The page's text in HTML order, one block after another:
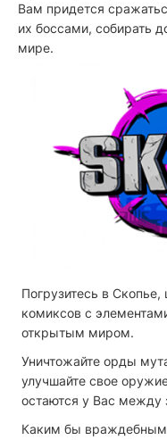
Вам придется
их боссами, собирать
мире.
Погрузитесь в Скопье,
комиксов с
открытым миром.
Уничтожайте орды
улучшайте свое
остаются у Вас между
Каким бы враждебным